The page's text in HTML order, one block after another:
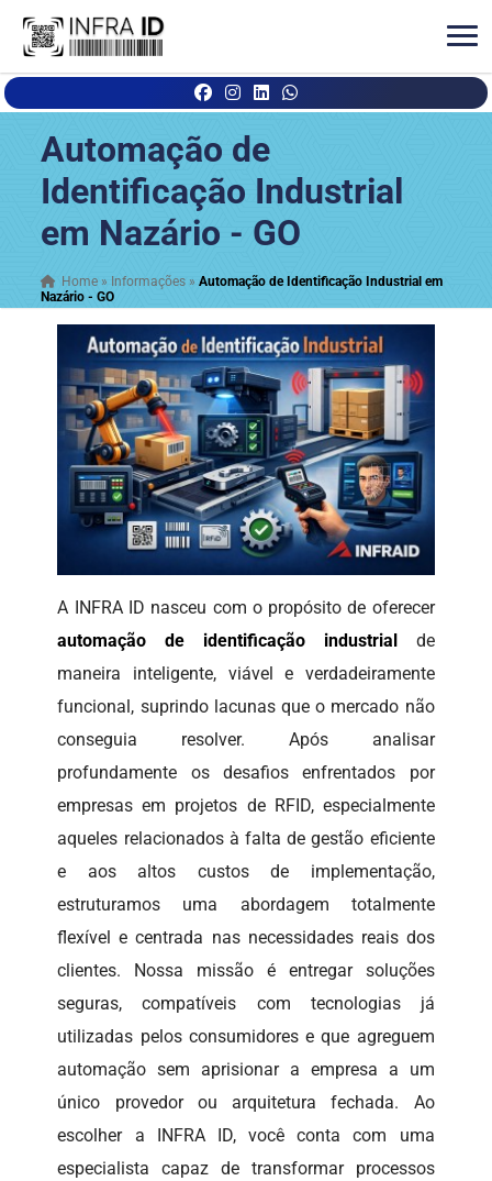
Automação de
Identificação Industrial
em Nazário - GO
Home » Informações »Automação de Identificação Industrial em
Nazário - GO
A INFRA ID nasceu com o propósito de oferecer
automação de identificação industrial
de
maneira inteligente, viável e verdadeiramente
funcional, suprindo lacunas que o mercado não
conseguia resolver. Após analisar
profundamente os desafios enfrentados por
empresas em projetos de RFID, especialmente
aqueles relacionados à falta de gestão eficiente
e aos altos custos de implementação,
estruturamos uma abordagem totalmente
flexível e centrada nas necessidades reais dos
clientes. Nossa missão é entregar soluções
seguras, compatíveis com tecnologias já
utilizadas pelos consumidores e que agreguem
automação sem aprisionar a empresa a um
único provedor ou arquitetura fechada. Ao
escolher a INFRA ID, você conta com uma
especialista capaz de transformar processos